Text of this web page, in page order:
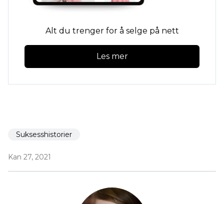
Alt du trenger for å selge på nett
Les mer
Suksesshistorier
Kan 27, 2021